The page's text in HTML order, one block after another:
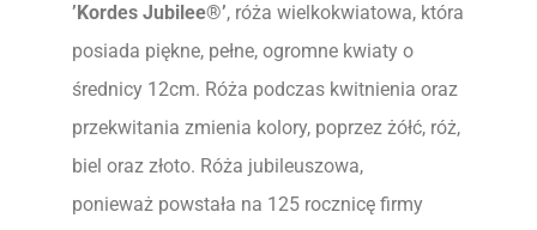
’Kordes Jubilee®’, róża wielkokwiatowa, która
posiada piękne, pełne, ogromne kwiaty o
średnicy 12cm. Róża podczas kwitnienia oraz
przekwitania zmienia kolory, poprzez żółć, róż,
biel oraz złoto. Róża jubileuszowa,
ponieważ powstała na 125 rocznicę firmy